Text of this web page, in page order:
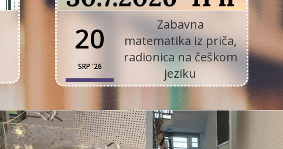
20
SRP '26
Zabavna
matematika iz priča,
radionica na češkom
jeziku